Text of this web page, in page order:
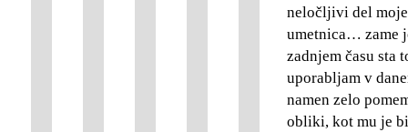
neločljivi del
umetnica… zame
zadnjem času sta
uporabljam v
namen zelo
obliki, kot mu je